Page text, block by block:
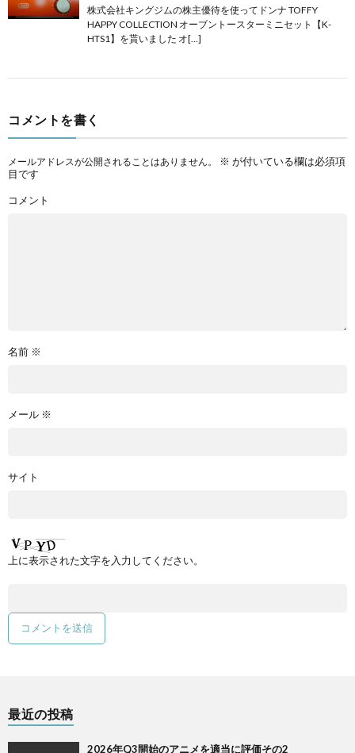
株式会社キングジムの株主優待を使ってドンナ TOFFY
HAPPY COLLECTION オーブントースターミニセット【K-
HTS1】を貰いました オ[…]
コメントを書く
メールアドレスが公開されることはありません。 ※ が付いている欄は必須項
目です
コメント
名前 ※
メール ※
サイト
上に表示された文字を入力してください。
最近の投稿
2026年Q3開始のアニメを適当に評価その2